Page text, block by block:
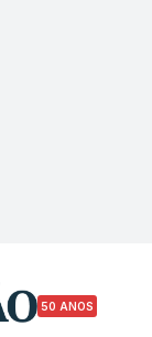
50 ANOS